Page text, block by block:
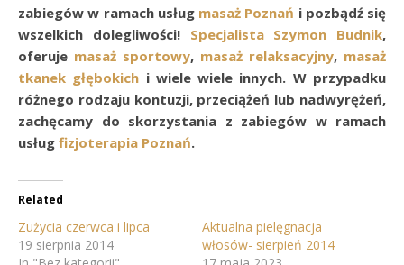
zabiegów w ramach usługmasaż Poznań i pozbądź się
wszelkich dolegliwości!Specjalista Szymon Budnik,
oferuje masaż sportowy, masaż relaksacyjny, masaż
tkanek głębokich i wiele wiele innych. W przypadku
różnego rodzaju kontuzji, przeciążeń lub nadwyrężeń,
zachęcamy do skorzystania z zabiegów w ramach
usług fizjoterapia Poznań.
Related
Zużycia czerwca i lipca
19 sierpnia 2014
Aktualna pielęgnacja
włosów- sierpień 2014